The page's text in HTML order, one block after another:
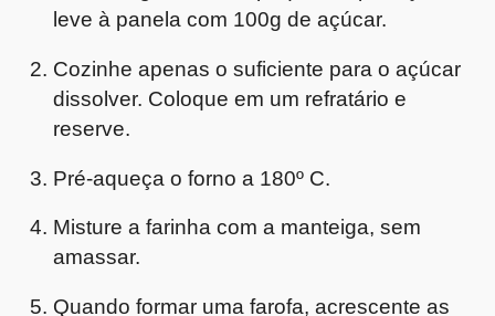
leve à panela com 100g de açúcar.
Cozinhe apenas o suficiente para o açúcar
dissolver. Coloque em um refratário e
reserve.
Pré-aqueça o forno a 180º C.
Misture a farinha com a manteiga, sem
amassar.
Quando formar uma farofa, acrescente as